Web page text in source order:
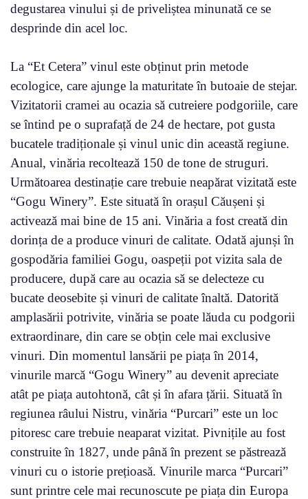
degustarea vinului și de priveliștea minunată ce se
desprinde din acel loc.
La “Et Cetera” vinul este obținut prin metode
ecologice, care ajunge la maturitate în butoaie de stejar.
Vizitatorii cramei au ocazia să cutreiere podgoriile, care
se întind pe o suprafață de 24 de hectare, pot gusta
bucatele tradiționale și vinul unic din această regiune.
Anual, vinăria recoltează 150 de tone de struguri.
Următoarea destinație care trebuie neapărat vizitată este
“Gogu Winery”. Este situată în orașul Căușeni și
activează mai bine de 15 ani. Vinăria a fost creată din
dorința de a produce vinuri de calitate. Odată ajunși în
gospodăria familiei Gogu, oaspeții pot vizita sala de
producere, după care au ocazia să se delecteze cu
bucate deosebite și vinuri de calitate înaltă. Datorită
amplasării potrivite, vinăria se poate lăuda cu podgorii
extraordinare, din care se obțin cele mai exclusive
vinuri. Din momentul lansării pe piața în 2014,
vinurile marcă “Gogu Winery” au devenit apreciate
atât pe piața autohtonă, cât și în afara țării. Situată în
regiunea râului Nistru, vinăria “Purcari” este un loc
pitoresc care trebuie neaparat vizitat. Pivnițile au fost
construite în 1827, unde până în prezent se păstrează
vinuri cu o istorie prețioasă. Vinurile marca “Purcari”
sunt printre cele mai recunoscute pe piața din Europa